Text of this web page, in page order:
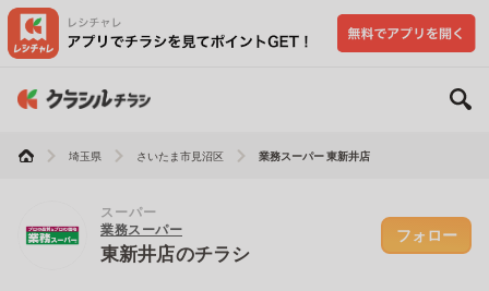
埼玉県 さいたま市見沼区 業務スーパー 東新井店
スーパー
業務スーパー
東新井店のチラシ
フォロー